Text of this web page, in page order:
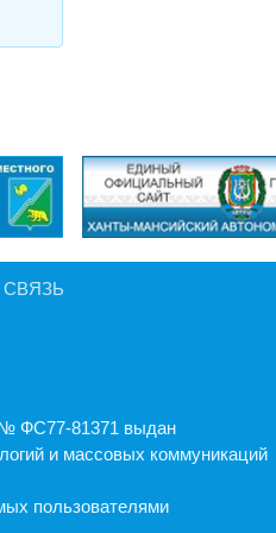
№ ФС77-81371 выдан
и массовых коммуникаций
пользователями